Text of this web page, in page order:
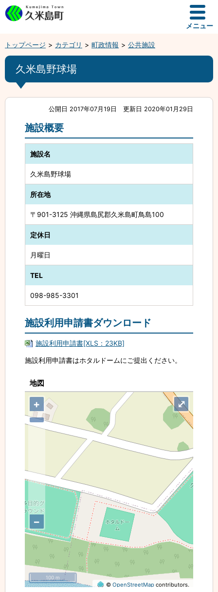
メニュー
トップページ カテゴリ 町政情報 公共施設
久米島野球場
公開日 2017年07月19日 更新日 2020年01月29日
施設概要
施設名
久米島野球場
所在地
〒901-3125 沖縄県島尻郡久米島町鳥島100
定休日
月曜日
TEL
098-985-3301
施設利用申請書ダウンロード
施設利用申請書[XLS：23KB]
施設利用申請書はホタルドームにご提出ください。
地図
+
−
©OpenStreetMap contributors.
100 m
⤢